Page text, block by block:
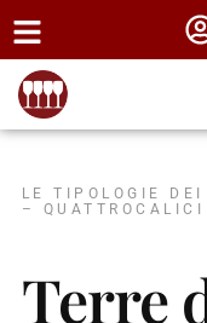
LE TIPOLOGIE
– QUATTROCALICI
Terre